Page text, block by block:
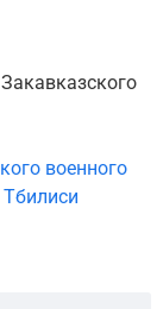
военного